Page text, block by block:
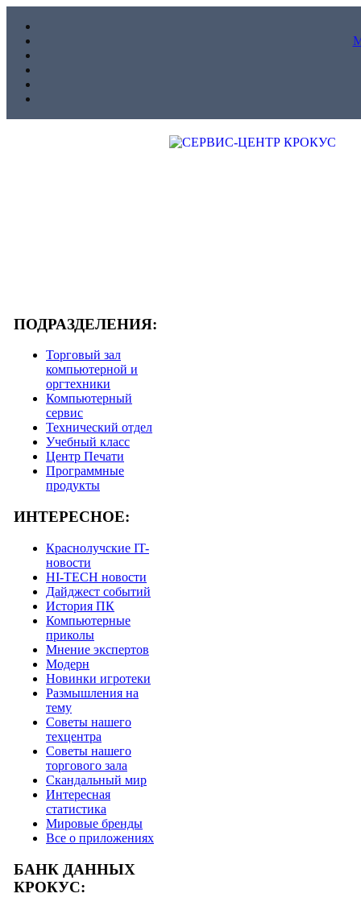
ПОДРАЗДЕЛЕНИЯ:
Торговый зал
компьютерной и
оргтехники
Компьютерный
сервис
Технический отдел
Учебный класс
Центр Печати
Программные
продукты
ИНТЕРЕСНОЕ:
Краснолучские IT-
новости
HI-TECH новости
Дайджест событий
История ПК
Компьютерные
приколы
Мнение экспертов
Модерн
Новинки игротеки
Размышления на
тему
Советы нашего
техцентра
Советы нашего
торгового зала
Скандальный мир
Интересная
статистика
Мировые бренды
Все о приложениях
БАНК ДАННЫХ
КРОКУС: